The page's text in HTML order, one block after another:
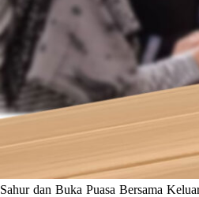
Sahur dan Buka Puasa Bersama